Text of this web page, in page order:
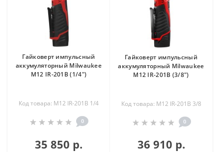
Гайковерт импульсный
аккумуляторный Milwaukee
M12 IR-201B (1/4")
Код товара: M12 IR-201B 1/4
0
35 850 р.
Гайковерт импульсный
аккумуляторный Milwaukee
M12 IR-201B (3/8")
Код товара: M12 IR-201B 3/8
0
36 910 р.